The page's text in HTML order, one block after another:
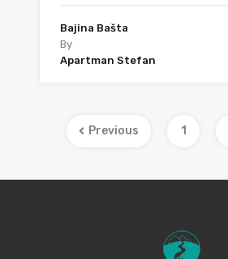
Bajina Bašta
By
Apartman Stefan
Previous 1